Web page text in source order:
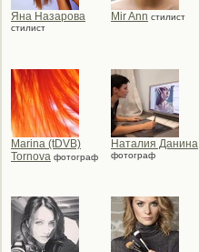
Яна Назарова
стилист
Mir Ann стилист
Marina (tDVB)
Tornova фотограф
Наталия Данина
фотограф